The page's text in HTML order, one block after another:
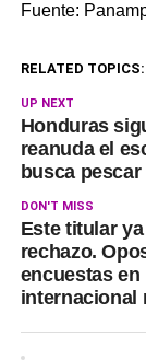
Fuente:
RELATED TOPICS:
UP NEXT
Honduras
reanuda el
busca
DON'T MISS
Este titular
rechazo.
encuestas
internacional